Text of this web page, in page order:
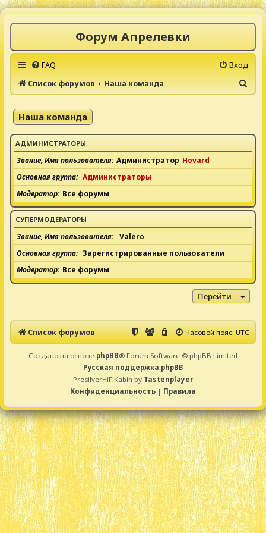
Форум Апрелевки
FAQ
Вход
Список форумов
Наша команда
о
Наша команда
АДМИНИСТРАТОРЫ
Звание, Имя пользователя Администратор Hovard
Основная группа
Администраторы
Модератор Все форумы
СУПЕРМОДЕРАТОРЫ
Звание, Имя пользователя
Valero
Основная группа
Зарегистрированные пользователи
Модератор Все форумы
Перейти
Список форумов Часовой пояс:UTC
Создано на основе phpBB® Forum Software © phpBB Limited
Русская поддержка phpBB
ProsilverHiFiKabin by Tastenplayer
Конфиденциальность | Правила